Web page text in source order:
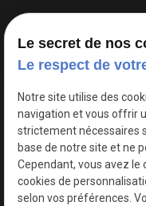
place
phone
Le secret de nos
Le respect de
Notre site utilise des
navigation et vous offrir
strictement nécessaires
base de notre site et ne
Cependant, vous avez le
cookies de
selon vos préférences.